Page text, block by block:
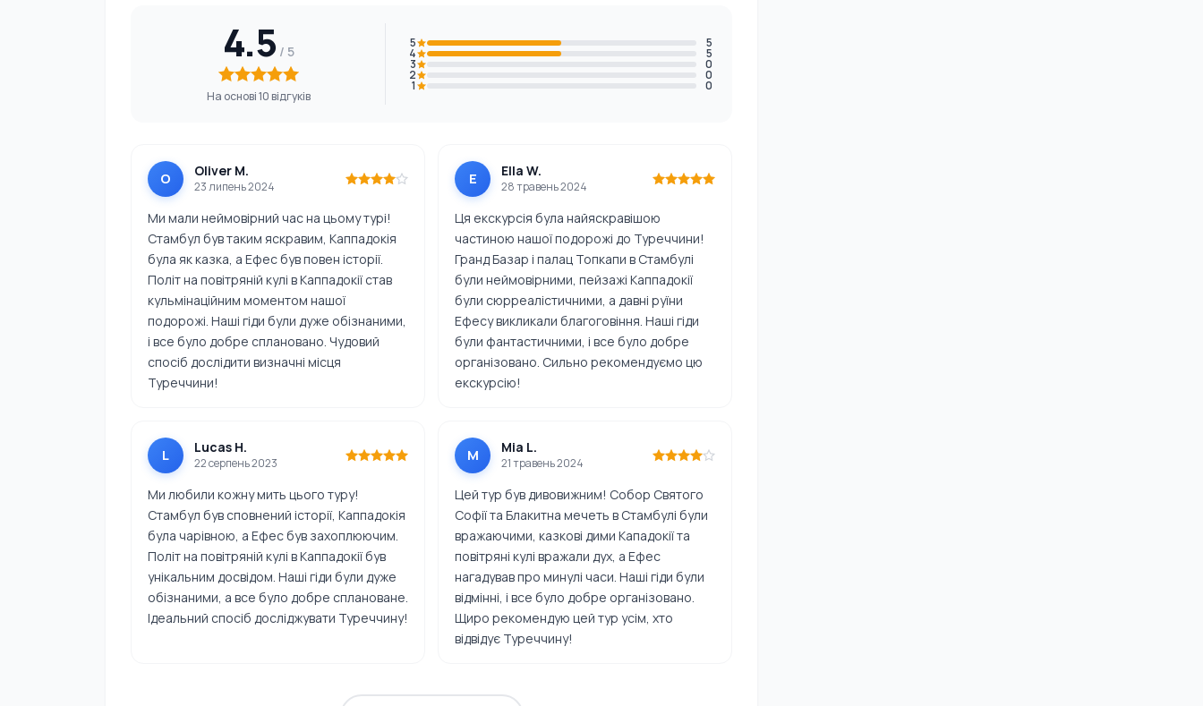
4.5
На основі 10 відгуків
5 5
4 5
3 0
2 0
1 0
O Oliver M.
23 липень 2024
Ми мали неймовірний час на цьому турі!
Стамбул був таким яскравим, Каппадокія
була як казка, а Ефес був повен історії.
Політ на повітряній кулі в Каппадокії став
кульмінаційним моментом нашої
подорожі. Наші гіди були дуже обізнаними,
і все було добре сплановано. Чудовий
спосіб дослідити визначні місця
Туреччини!
E Ella W.
28 травень 2024
Ця екскурсія була найяскравішою
частиною нашої подорожі до Туреччини!
Гранд Базар і палац Топкапи в Стамбулі
були неймовірними, пейзажі Каппадокії
були сюрреалістичними, а давні руїни
Ефесу викликали благоговіння. Наші гіди
були фантастичними, і все було добре
організовано. Сильно рекомендуємо цю
екскурсію!
L Lucas H.
22 серпень 2023
Ми любили кожну мить цього туру!
Стамбул був сповнений історії, Каппадокія
була чарівною, а Ефес був захоплюючим.
Політ на повітряній кулі в Каппадокії був
унікальним досвідом. Наші гіди були дуже
обізнаними, а все було добре сплановане.
Ідеальний спосіб досліджувати Туреччину!
M Mia L.
21 травень 2024
Цей тур був дивовижним! Собор Святого
Софії та Блакитна мечеть в Стамбулі були
вражаючими, казкові дими Кападокії та
повітряні кулі вражали дух, а Ефес
нагадував про минулі часи. Наші гіди були
відмінні, і все було добре організовано.
Щиро рекомендую цей тур усім, хто
відвідує Туреччину!